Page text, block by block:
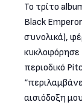
Το τρίτο
Black
συνολικά),
κυκλοφόρησε
περιοδικό
αισιόδοξη